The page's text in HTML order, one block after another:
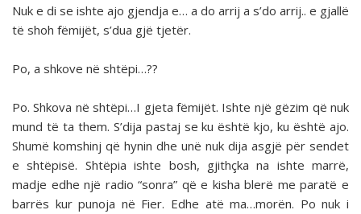
Nuk e di se ishte ajo gjendja e… a do arrij a s’do arrij.. e gjallë
të shoh fëmijët, s’dua gjë tjetër.
Po, a shkove në shtëpi…??
Po. Shkova në shtëpi…I gjeta fëmijët. Ishte një gëzim që nuk
mund të ta them. S’dija pastaj se ku është kjo, ku është ajo.
Shumë komshinj që hynin dhe unë nuk dija asgjë për sendet
e shtëpisë. Shtëpia ishte bosh, gjithçka na ishte marrë,
madje edhe një radio “sonra” që e kisha blerë me paratë e
barrës kur punoja në Fier. Edhe atë ma…morën. Po nuk i